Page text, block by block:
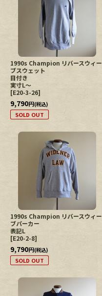
1990s Champion リバースウィー
ブスウェット
目付き
実寸L〜
[E20-3-26]
9,790円(税込)
SOLD OUT
1990s Champion リバースウィー
ブパーカー
表記L
[E20-2-8]
9,790円(税込)
SOLD OUT